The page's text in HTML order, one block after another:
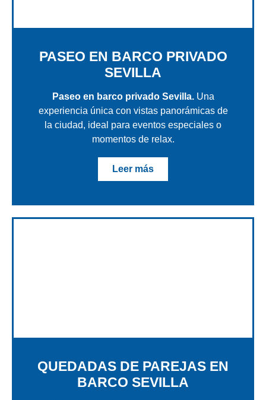
PASEO EN BARCO PRIVADO
SEVILLA
Paseo en barco privado Sevilla.Una
experiencia única con vistas panorámicas de
la ciudad, ideal para eventos especiales o
momentos de relax.
Leer más
QUEDADAS DE PAREJAS EN
BARCO SEVILLA